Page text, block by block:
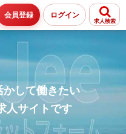
会員登録 ログイン
求人検索
かして働きたい
人サイトです